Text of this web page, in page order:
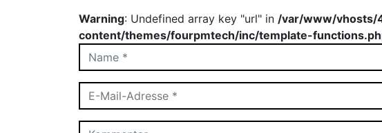
Warning: Undefined array key "url" in /var/www/vhosts/
content/themes/fourpmtech/inc/template-